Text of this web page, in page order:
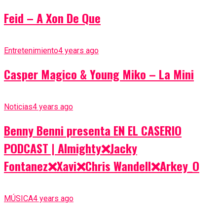
Feid – A Xon De Que
Entretenimiento4 years ago
Casper Magico & Young Miko – La Mini
Noticias4 years ago
Benny Benni presenta EN EL CASERIO
PODCAST | Almighty❌Jacky
Fontanez❌Xavi❌Chris Wandell❌Arkey_O
MÚSICA4 years ago